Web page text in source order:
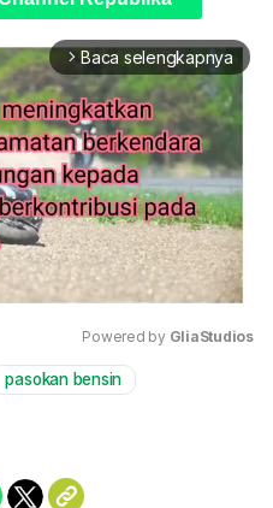
arrow_forward_ios Baca selengkapnya
Powered by GliaStudios
pasokan bensin